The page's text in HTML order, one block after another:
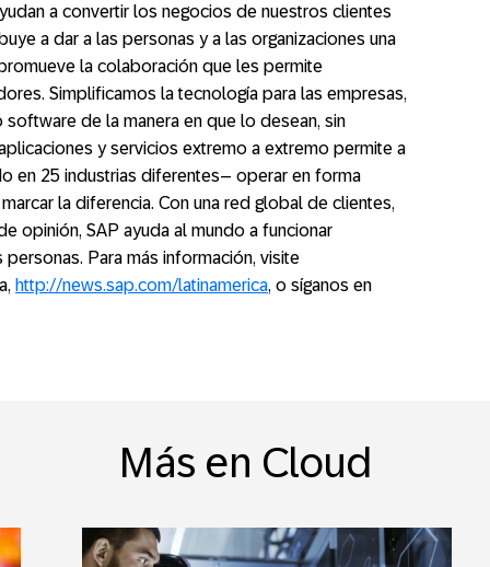
a convertir los negocios de nuestros clientes
a dar a las personas y a las organizaciones una
la colaboración que les permite
Simplificamos la tecnología para las empresas,
de la manera en que lo desean, sin
y servicios extremo a extremo permite a
en 25 industrias diferentes– operar en forma
la diferencia. Con una red global de clientes,
opinión, SAP ayuda al mundo a funcionar
Para más información, visite
http://news.sap.com/latinamerica, o síganos en
Más en Cloud